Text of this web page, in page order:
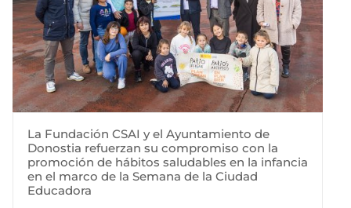
La Fundación CSAI y el Ayuntamiento de
Donostia refuerzan su compromiso con la
promoción de hábitos saludables en la infancia
en el marco de la Semana de la Ciudad
Educadora